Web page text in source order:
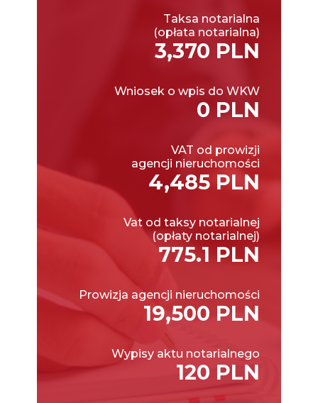
Taksa notarialna
(opłata notarialna)
3,370 PLN
Wniosek o wpis do WKW
0 PLN
VAT od prowizji
agencji nieruchomości
4,485 PLN
Vat od taksy notarialnej
(opłaty notarialnej)
775.1 PLN
Prowizja agencji nieruchomości
19,500 PLN
Wypisy aktu notarialnego
120 PLN